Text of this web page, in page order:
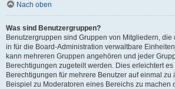
Nach oben
Was sind Benutzergruppen?
Benutzergruppen sind Gruppen von Mitgliedern,
in für die Board-Administration verwaltbare
kann mehreren Gruppen angehören und jeder
Berechtigungen zugeteilt werden. Dies erleichtert
Berechtigungen für mehrere Benutzer auf einmal zu
Beispiel zu Moderatoren eines Bereichs zu machen